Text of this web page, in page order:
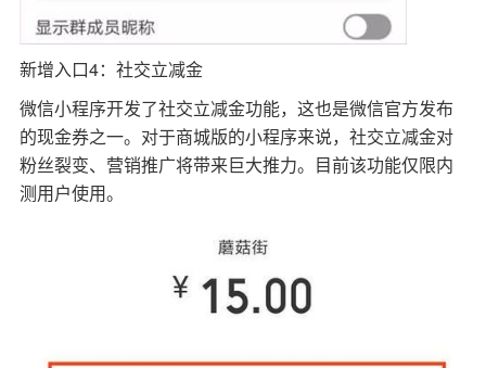
新增入口4：社交立减金
微信小程序开发了社交立减金功能，这也是微信官方发布
的现金券之一。对于商城版的小程序来说，社交立减金对
粉丝裂变、营销推广将带来巨大推力。目前该功能仅限内
测用户使用。